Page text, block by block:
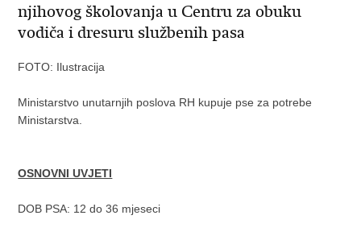
njihovog školovanja u Centru za obuku
vodiča i dresuru službenih pasa
FOTO: Ilustracija
Ministarstvo unutarnjih poslova RH kupuje pse za potrebe
Ministarstva.
OSNOVNI UVJETI
DOB PSA: 12 do 36 mjeseci